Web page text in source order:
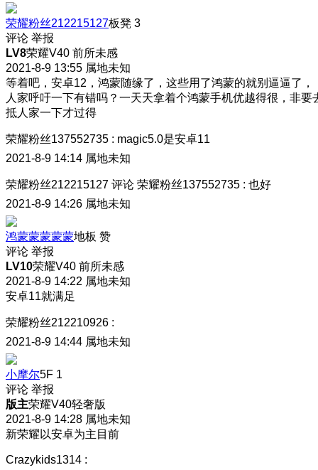
荣耀粉丝212215127板凳 3
评论 举报
LV8荣耀V40 前所未感
2021-8-9 13:55 属地未知
等着吧，安卓12，鸿蒙随缘了，这些用了鸿蒙的就别逼逼了，
人家呼吁一下有错吗？一天天拿着个鸿蒙手机优越得很，非要
抵人家一下才过得
荣耀粉丝137552735 : magic5.0是安卓11
2021-8-9 14:14 属地未知
荣耀粉丝212215127 评论 荣耀粉丝137552735 : 也好
2021-8-9 14:26 属地未知
鸿蒙蒙蒙蒙蒙地板 赞
评论 举报
LV10荣耀V40 前所未感
2021-8-9 14:22 属地未知
安卓11就满足
荣耀粉丝212210926 :
2021-8-9 14:44 属地未知
小摩尔5F 1
评论 举报
版主荣耀V40轻奢版
2021-8-9 14:28 属地未知
新荣耀以安卓为主目前
Crazykids1314 :